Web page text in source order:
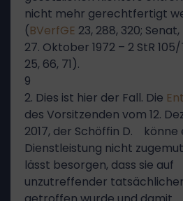
nicht mehr gerechtfertigt
(BVerfGE 23, 288, 320;
27. Oktober 1972 – 2 StR
25, 66, 71).
9
2. Dies ist hier der Fall. Die
des Vorsitzenden vom 12.
2017, der Schöffin D. könne
Dienstleistung nicht
lässt besorgen, dass sie auf
unzutreffender